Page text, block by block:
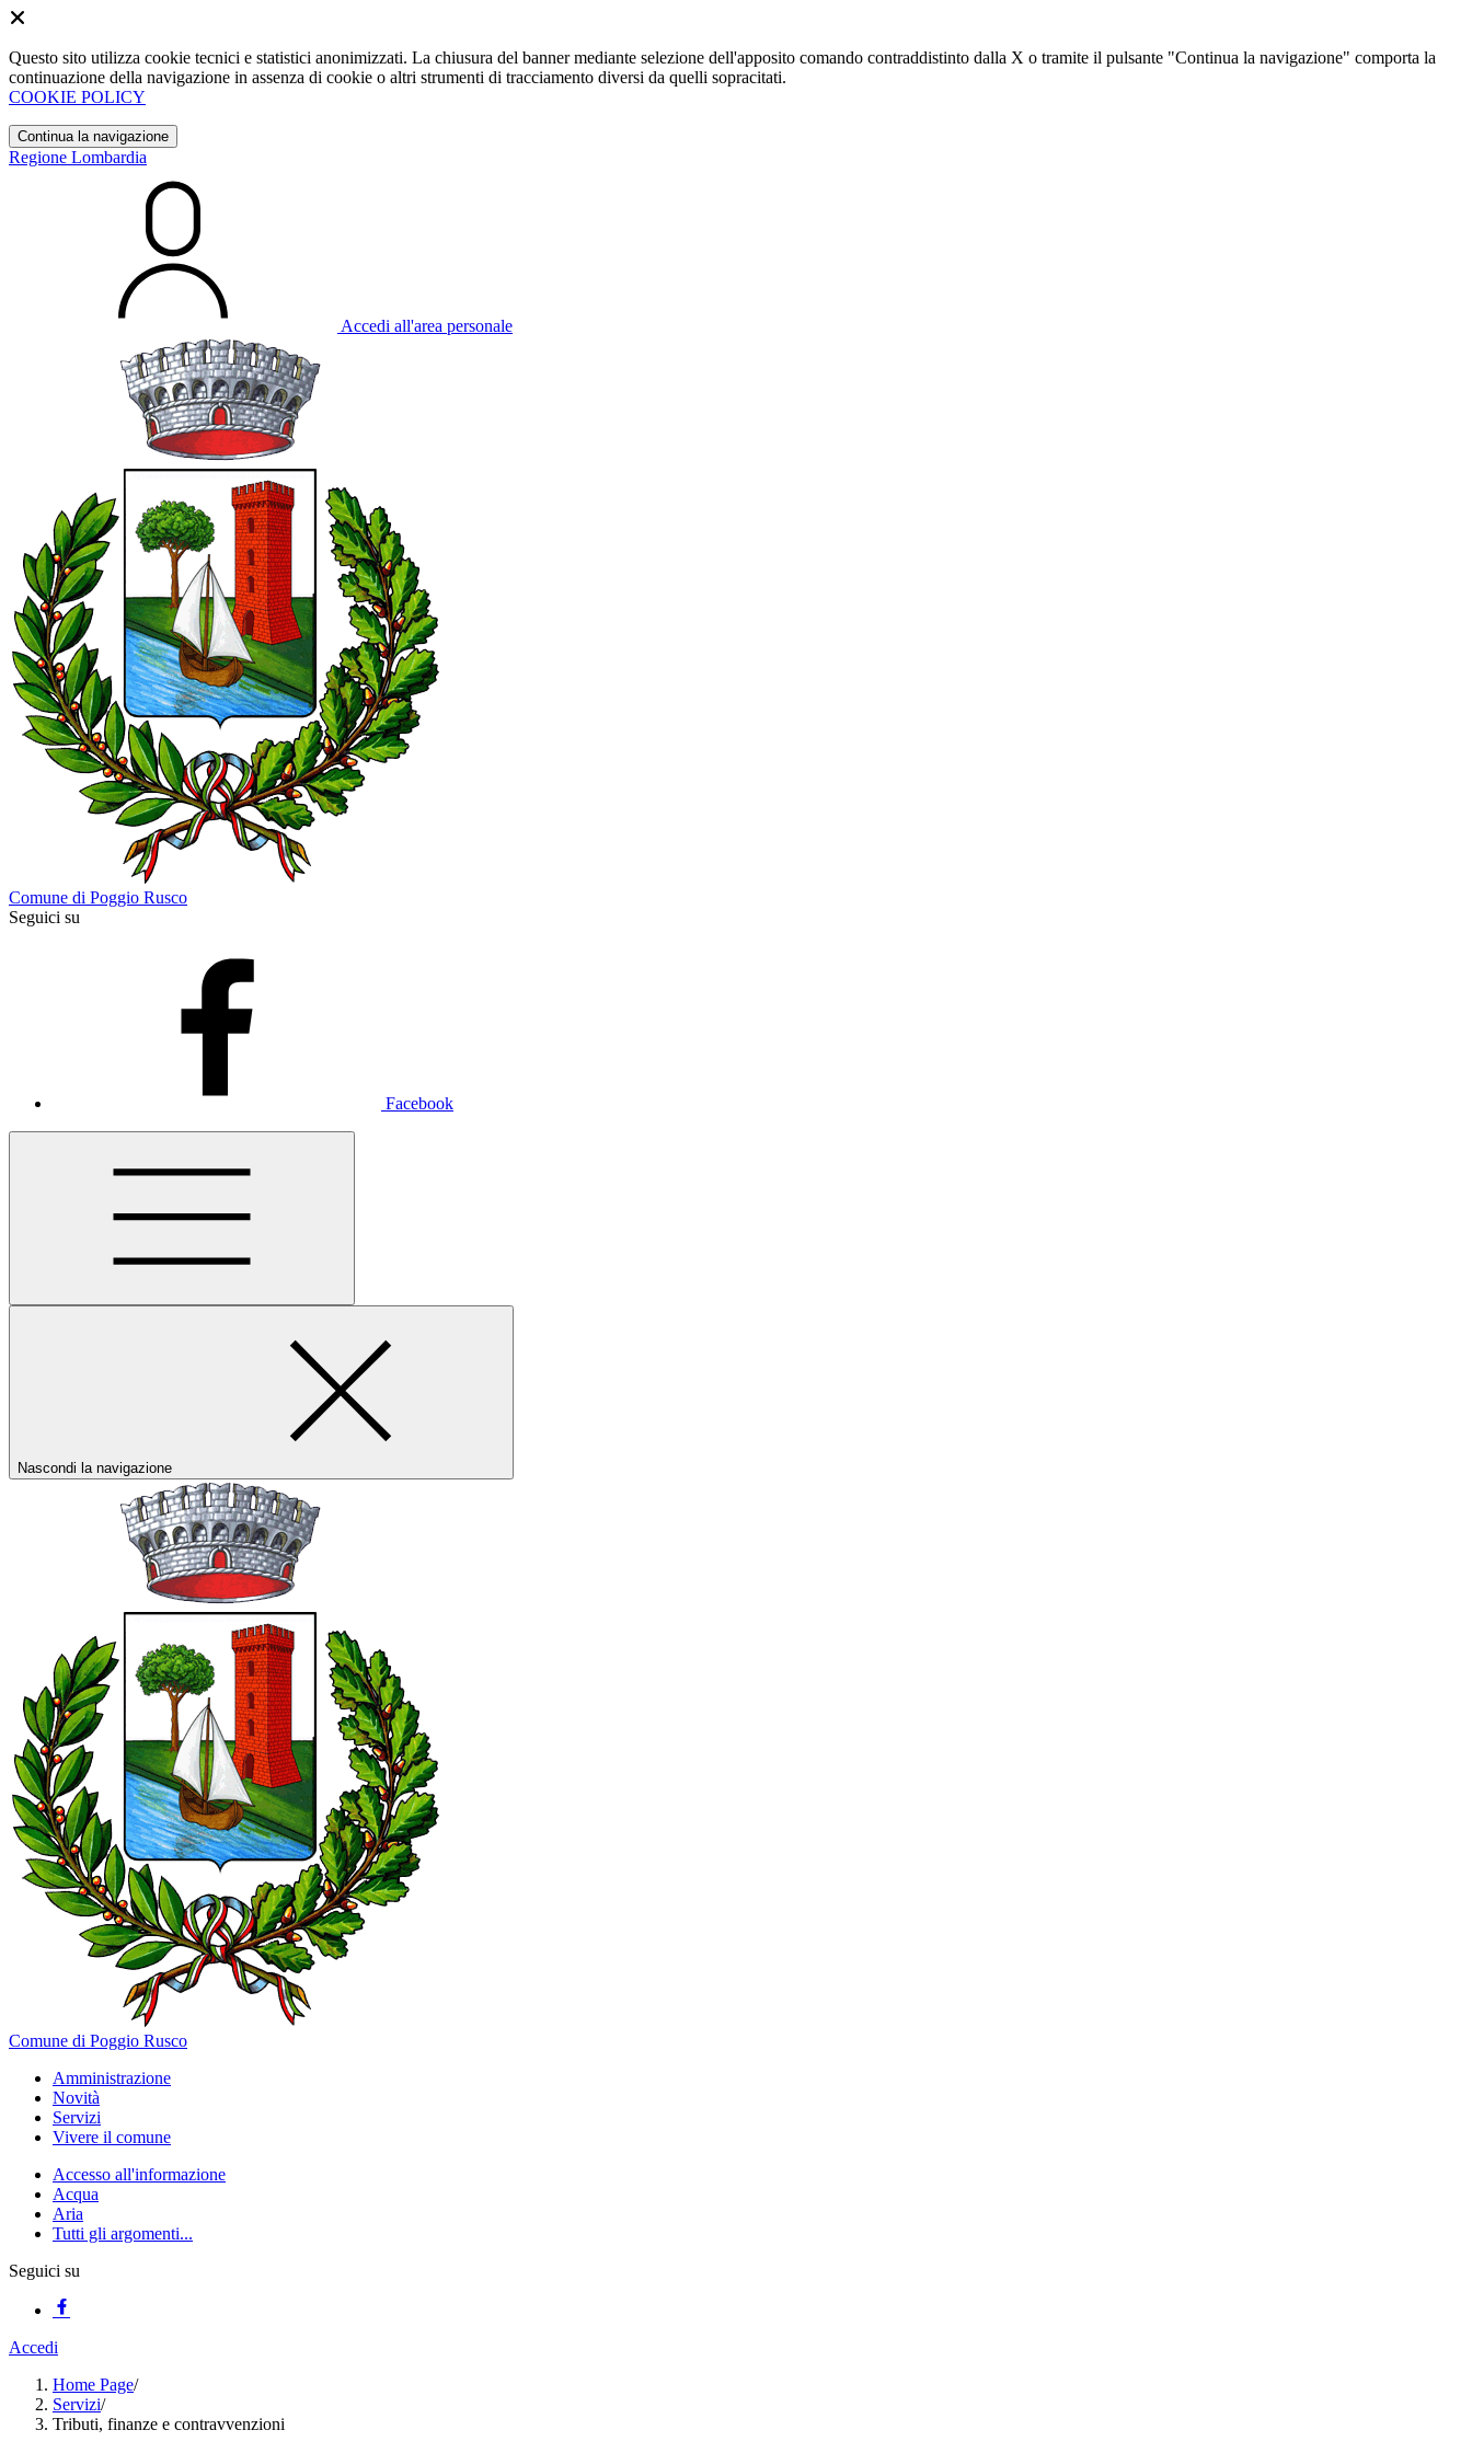
Questo sito utilizza cookie tecnici e statistici anonimizzati. La chiusura del banner mediante selezione dell'apposito comando contraddistinto dalla X o tramite il pulsante "Continua la navigazione" comporta la
continuazione della navigazione in assenza di cookie o altri strumenti di tracciamento diversi da quelli sopracitati.
COOKIE POLICY
Continua la navigazione
Regione Lombardia
Accedi all'area personale
Comune di Poggio Rusco
Seguici su
Facebook
Nascondi la navigazione
Comune di Poggio Rusco
Amministrazione
Novità
Servizi
Vivere il comune
Accesso all'informazione
Acqua
Aria
Tutti gli argomenti...
Seguici su
Accedi
Home Page/
Servizi/
Tributi, finanze e contravvenzioni